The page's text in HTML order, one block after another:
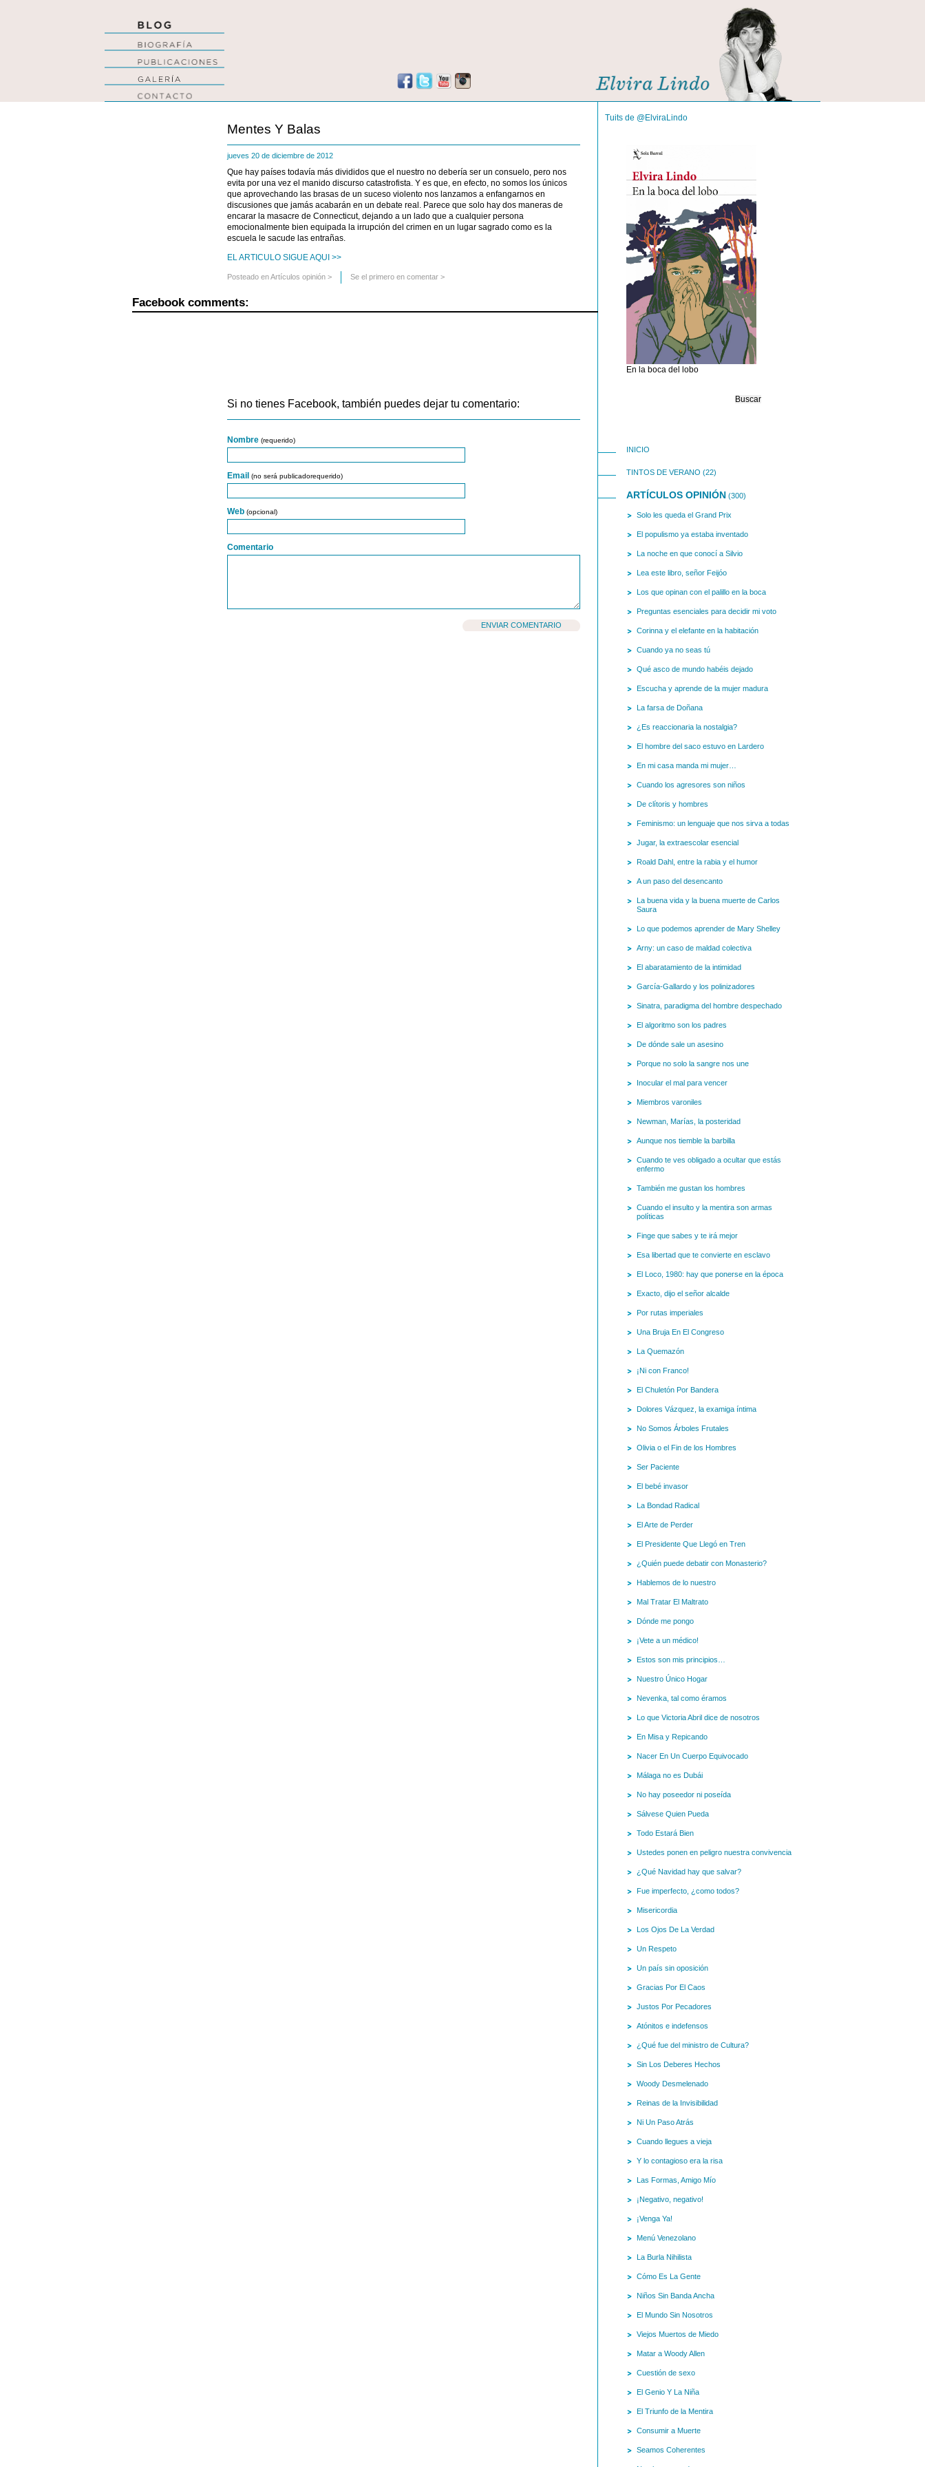
Mentes Y Balas
jueves 20 de diciembre de 2012
Que hay países todavía más divididos que el nuestro no debería ser un consuelo, pero nos
evita por una vez el manido discurso catastrofista. Y es que, en efecto, no somos los únicos
que aprovechando las brasas de un suceso violento nos lanzamos a enfangarnos en
discusiones que jamás acabarán en un debate real. Parece que solo hay dos maneras de
encarar la masacre de Connecticut, dejando a un lado que a cualquier persona
emocionalmente bien equipada la irrupción del crimen en un lugar sagrado como es la
escuela le sacude las entrañas.
EL ARTICULO SIGUE AQUI >>
Posteado enArtículos opinión > Se el primero en comentar >
Facebook comments:
Si no tienes Facebook, también puedes dejar tu comentario:
Nombre (requerido)
Email (no será publicadorequerido)
Web (opcional)
Comentario
Tuits de @ElviraLindo
En la boca del lobo
INICIO
TINTOS DE VERANO (22)
ARTÍCULOS OPINIÓN (300)
Solo les queda el Grand Prix
El populismo ya estaba inventado
La noche en que conocí a Silvio
Lea este libro, señor Feijóo
Los que opinan con el palillo en la boca
Preguntas esenciales para decidir mi voto
Corinna y el elefante en la habitación
Cuando ya no seas tú
Qué asco de mundo habéis dejado
Escucha y aprende de la mujer madura
La farsa de Doñana
¿Es reaccionaria la nostalgia?
El hombre del saco estuvo en Lardero
En mi casa manda mi mujer…
Cuando los agresores son niños
De clítoris y hombres
Feminismo: un lenguaje que nos sirva a todas
Jugar, la extraescolar esencial
Roald Dahl, entre la rabia y el humor
A un paso del desencanto
La buena vida y la buena muerte de Carlos
Saura
Lo que podemos aprender de Mary Shelley
Arny: un caso de maldad colectiva
El abaratamiento de la intimidad
García-Gallardo y los polinizadores
Sinatra, paradigma del hombre despechado
El algoritmo son los padres
De dónde sale un asesino
Porque no solo la sangre nos une
Inocular el mal para vencer
Miembros varoniles
Newman, Marías, la posteridad
Aunque nos tiemble la barbilla
Cuando te ves obligado a ocultar que estás
enfermo
También me gustan los hombres
Cuando el insulto y la mentira son armas
políticas
Finge que sabes y te irá mejor
Esa libertad que te convierte en esclavo
El Loco, 1980: hay que ponerse en la época
Exacto, dijo el señor alcalde
Por rutas imperiales
Una Bruja En El Congreso
La Quemazón
¡Ni con Franco!
El Chuletón Por Bandera
Dolores Vázquez, la examiga íntima
No Somos Árboles Frutales
Olivia o el Fin de los Hombres
Ser Paciente
El bebé invasor
La Bondad Radical
El Arte de Perder
El Presidente Que Llegó en Tren
¿Quién puede debatir con Monasterio?
Hablemos de lo nuestro
Mal Tratar El Maltrato
Dónde me pongo
¡Vete a un médico!
Estos son mis principios…
Nuestro Único Hogar
Nevenka, tal como éramos
Lo que Victoria Abril dice de nosotros
En Misa y Repicando
Nacer En Un Cuerpo Equivocado
Málaga no es Dubái
No hay poseedor ni poseída
Sálvese Quien Pueda
Todo Estará Bien
Ustedes ponen en peligro nuestra convivencia
¿Qué Navidad hay que salvar?
Fue imperfecto, ¿como todos?
Misericordia
Los Ojos De La Verdad
Un Respeto
Un país sin oposición
Gracias Por El Caos
Justos Por Pecadores
Atónitos e indefensos
¿Qué fue del ministro de Cultura?
Sin Los Deberes Hechos
Woody Desmelenado
Reinas de la Invisibilidad
Ni Un Paso Atrás
Cuando llegues a vieja
Y lo contagioso era la risa
Las Formas, Amigo Mío
¡Negativo, negativo!
¡Venga Ya!
Menú Venezolano
La Burla Nihilista
Cómo Es La Gente
Niños Sin Banda Ancha
El Mundo Sin Nosotros
Viejos Muertos de Miedo
Matar a Woody Allen
Cuestión de sexo
El Genio Y La Niña
El Triunfo de la Mentira
Consumir a Muerte
Seamos Coherentes